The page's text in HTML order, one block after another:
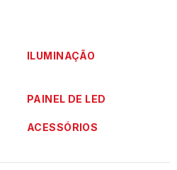
ILUMINAÇÃO
PAINEL DE LED
ACESSÓRIOS